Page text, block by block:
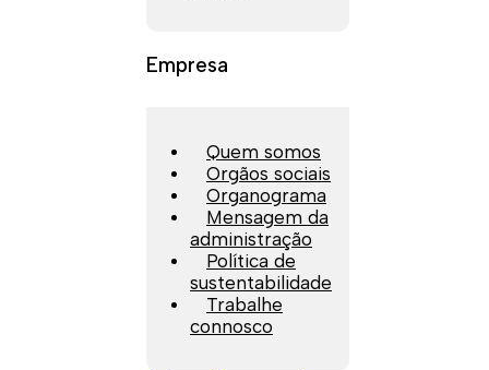
Empresa
Quem somos
Orgãos sociais
Organograma
Mensagem da
administração
Política de
sustentabilidade
Trabalhe
connosco